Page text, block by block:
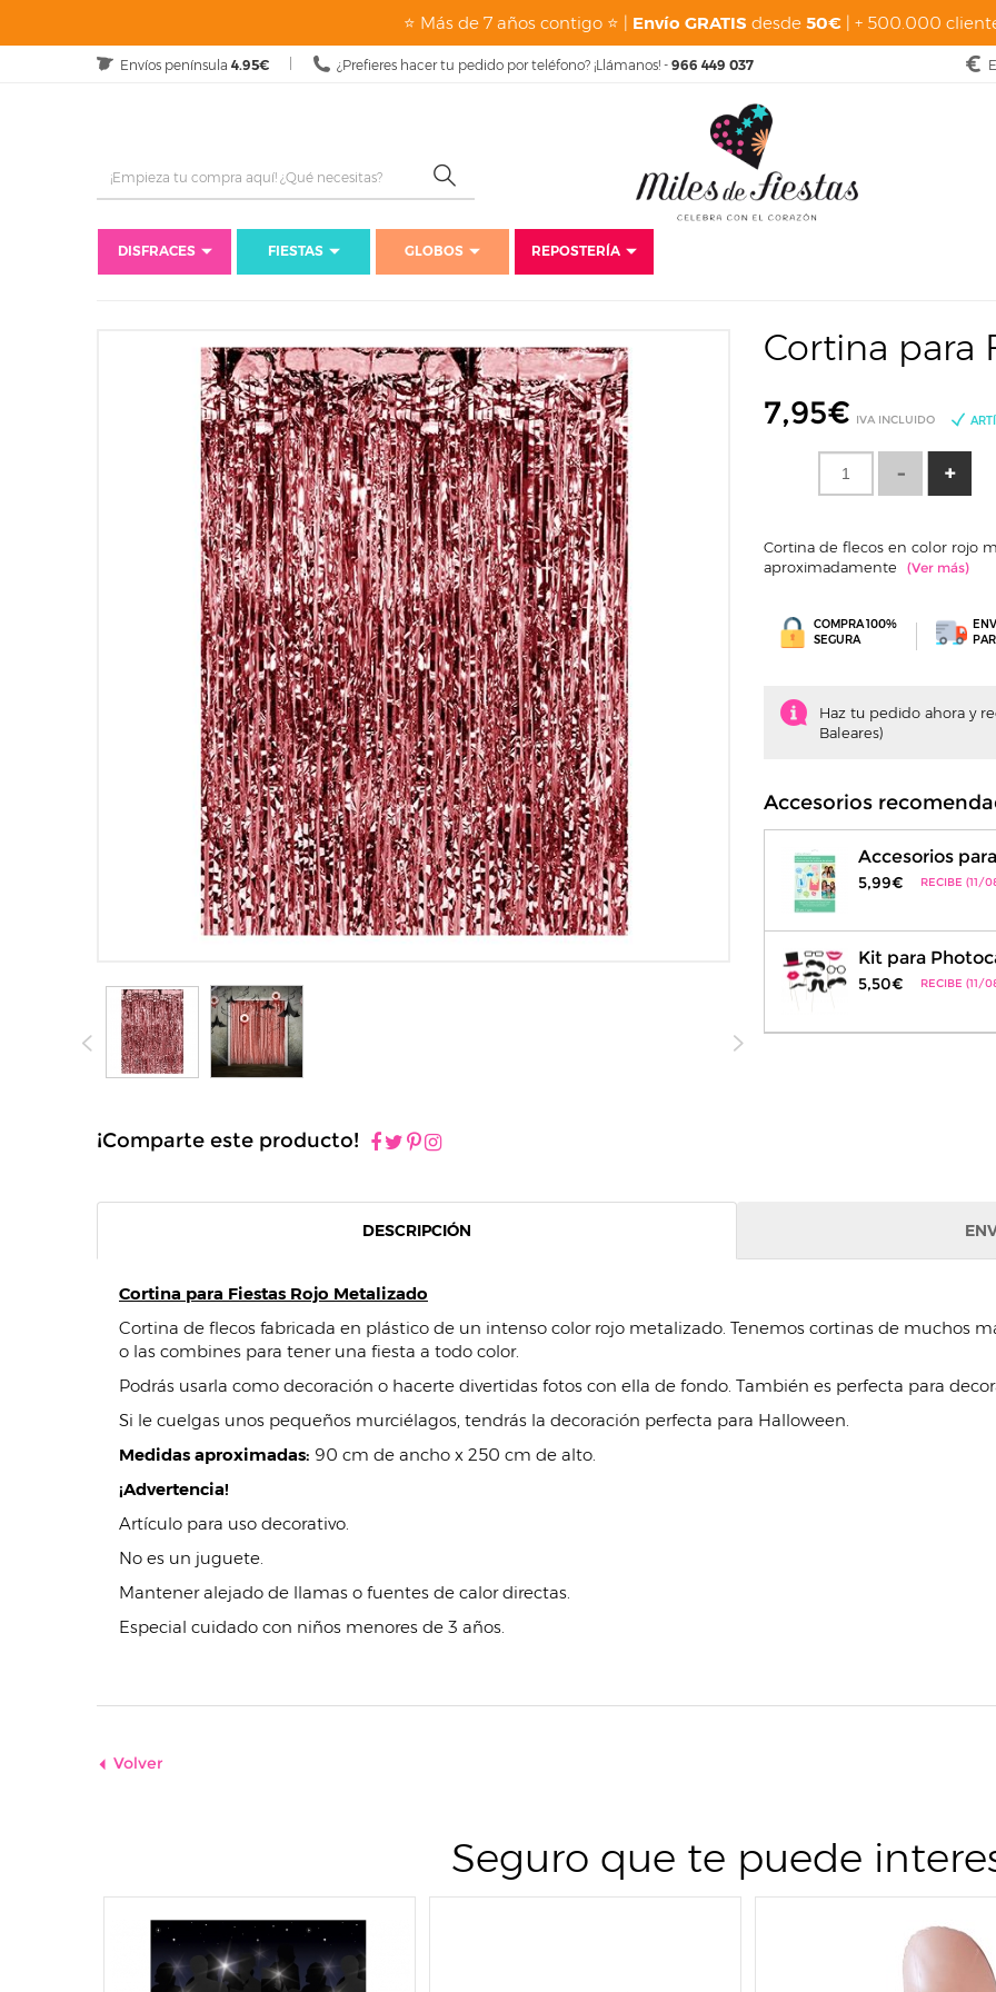
⭐ Más de 7 años contigo ⭐ | Envío GRATIS desde 50€ | + 500.000
Envíos península 4.95€ ¿Prefieres hacer tu pedido por teléfono? ¡Llámanos! - 966 449 037
DISFRACES FIESTAS GLOBOS
REPOSTERÍA
Inicio
Disfraces Despedidas
¡Comparte este producto!
Cortina para
7,95€ IVA INCLUIDO
Cortina de flecos en color rojo
aproximadamente
COMPRA 100%
SEGURA
Haz tu pedido ahora y
Baleares)
Accesorios
Accesorios
5,99€ RECIBE (11/
Kit para
5,50€ RECIBE (11/
DESCRIPCIÓN
Cortina para Fiestas Rojo Metalizado
Cortina de flecos fabricada en plástico de un intenso color rojo metalizado. Tenemos cortinas de muchos
o las combines para tener una fiesta a todo color.
Podrás usarla como decoración o hacerte divertidas fotos con ella de fondo. También es perfecta para
Si le cuelgas unos pequeños murciélagos, tendrás la decoración perfecta para Halloween.
Medidas aproximadas: 90 cm de ancho x 250 cm de alto.
¡Advertencia!
Artículo para uso decorativo.
No es un juguete.
Mantener alejado de llamas o fuentes de calor directas.
Especial cuidado con niños menores de 3 años.
Volver
Seguro que te puede